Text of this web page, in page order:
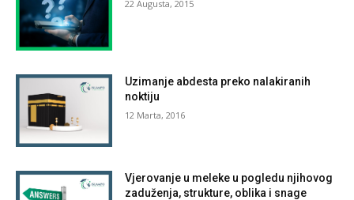
22 Augusta, 2015
Uzimanje abdesta preko nalakiranih
noktiju
12 Marta, 2016
Vjerovanje u meleke u pogledu njihovog
zaduženja, strukture, oblika i snage